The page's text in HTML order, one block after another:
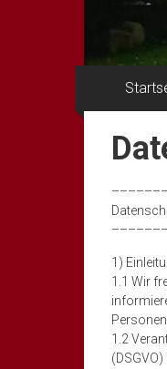
1)
1.1 Wir
1.2